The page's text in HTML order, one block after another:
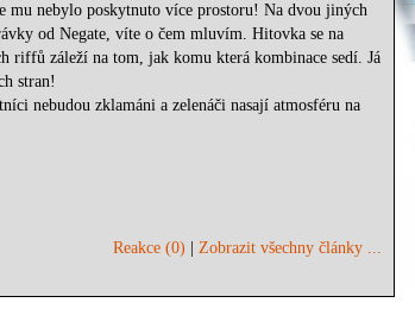
nebylo poskytnuto více prostoru! Na dvou jiných
od Negate, víte o čem mluvím. Hitovka se na
riffů záleží na tom, jak komu která kombinace sedí. Já
stran!
nebudou zklamáni a zelenáči nasají atmosféru na
Reakce (0) Zobrazit všechny články ...